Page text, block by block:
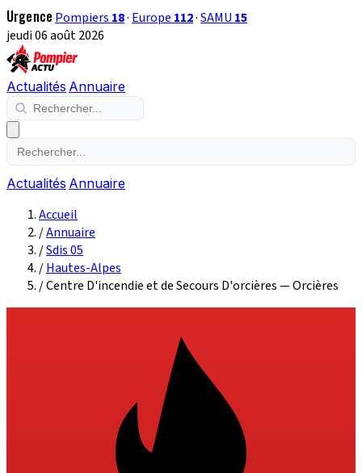
Urgence Pompiers 18· Europe 112·SAMU 15
jeudi 06 août 2026
Actualités Annuaire
Actualités Annuaire
Accueil
/Annuaire
/Sdis 05
/Hautes-Alpes
/Centre D'incendie et de Secours D'orcières — Orcières